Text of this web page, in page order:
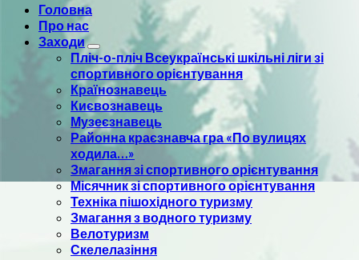
Головна
Про нас
Заходи
Пліч-о-пліч Всеукраїнські шкільні ліги зі
спортивного орієнтування
Країнознавець
Києвознавець
Музеєзнавець
Районна краєзнавча гра «По вулицях
ходила…»
Змагання зі спортивного орієнтування
Місячник зі спортивного орієнтування
Техніка пішохідного туризму
Змагання з водного туризму
Велотуризм
Скелелазіння